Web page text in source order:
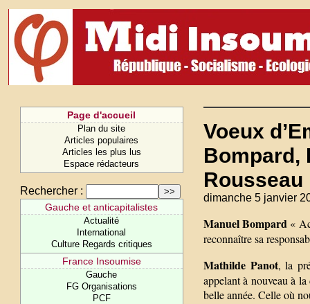
Page d'accueil
Plan du site
Articles populaires
Articles les plus lus
Espace rédacteurs
Rechercher :
Gauche et anticapitalistes
Actualité
International
Culture Regards critiques
France Insoumise
Gauche
FG Organisations
PCF
Voeux
Bompard,
Rousseau
dimanche 5 janvier
Manuel Bompard «
reconnaître sa
Mathilde Panot, la
appelant à nouveau à
belle année. Celle où